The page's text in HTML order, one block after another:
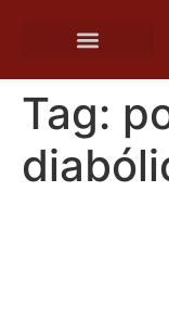
Tag: